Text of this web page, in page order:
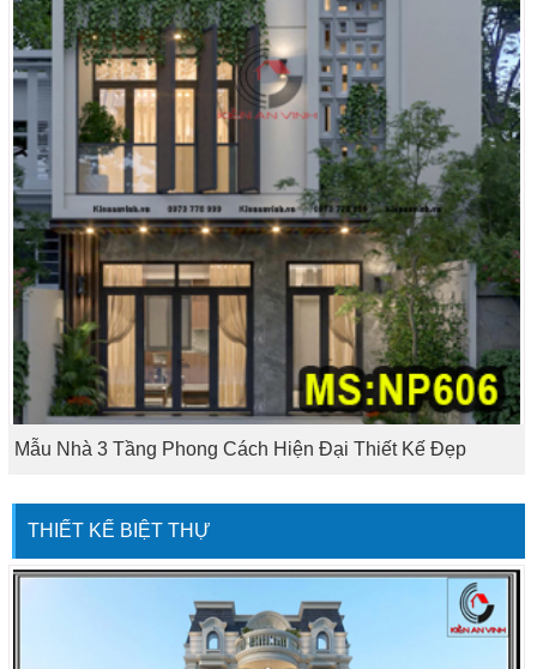
Mẫu Nhà 3 Tầng Phong Cách Hiện Đại Thiết Kế Đẹp
THIẾT KẾ BIỆT THỰ